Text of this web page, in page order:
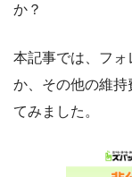
か？
本記事では、フ
か、その他の維
てみました。